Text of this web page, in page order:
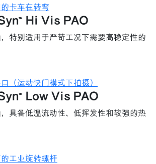
Hi Vis PAO
特别适用于严苛工况下需要高稳定性的
Low Vis PAO
具备低温流动性、低挥发性和较强的热